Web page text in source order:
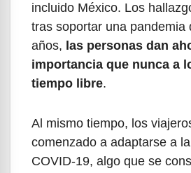
incluido México. Los
tras soportar una pandemia
años, las personas dan
importancia que nunca a
tiempo libre.
Al mismo tiempo, los
comenzado a adaptarse a
COVID-19, algo que se